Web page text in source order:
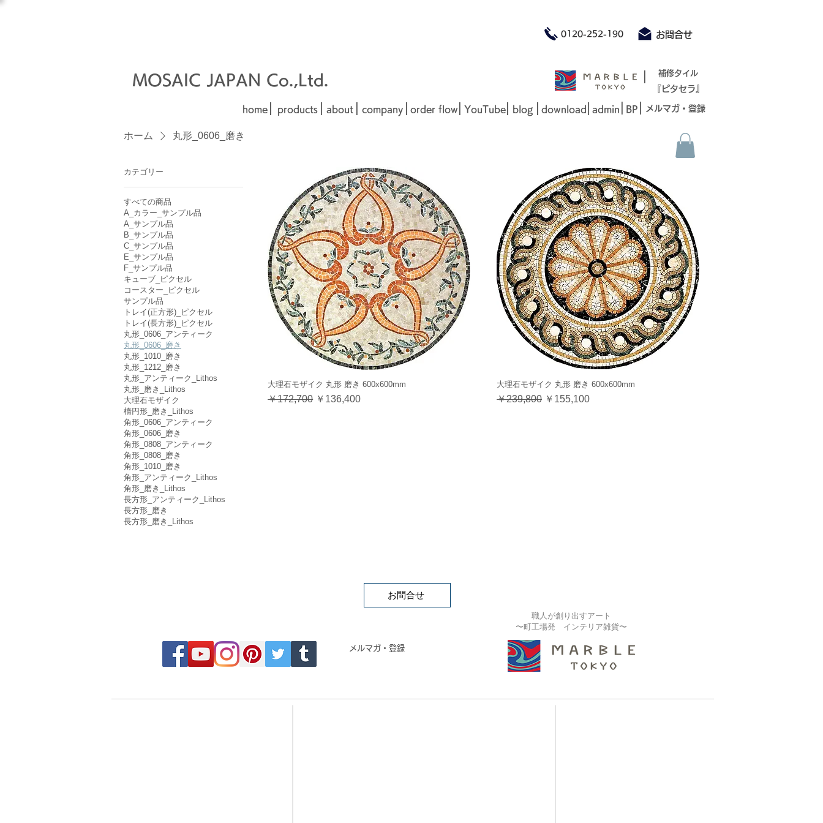
0120-252-190
お問合せ
MOSAIC JAPAN Co.,Ltd. | 補修タイル
『ピタセラ』
home | products | about company
| | order flow | YouTube| blog | download |
BP
| admin | メルマガ・登録
ホーム 丸形_0606_磨き
カテゴリー
すべての商品
A_カラー_サンプル品
A_サンプル品
B_サンプル品
C_サンプル品
E_サンプル品
F_サンプル品
キューブ_ピクセル
コースター_ピクセル
サンプル品
トレイ(正方形)_ピクセル
トレイ(長方形)_ピクセル
丸形_0606_アンティーク
丸形_0606_磨き
丸形_1010_磨き
丸形_1212_磨き
丸形_アンティーク_Lithos
丸形_磨き_Lithos
大理石モザイク
楕円形_磨き_Lithos
角形_0606_アンティーク
角形_0606_磨き
角形_0808_アンティーク
角形_0808_磨き
角形_1010_磨き
角形_アンティーク_Lithos
角形_磨き_Lithos
長方形_アンティーク_Lithos
長方形_磨き
長方形_磨き_Lithos
大理石モザイク 丸形 磨き 600x600mm
通常価格
￥172,700 セール価格
￥136,400
大理石モザイク 丸形 磨き 600x600mm
通常価格
￥239,800 セール価格
￥155,100
お問合せ
メルマガ・登録
職人が創り出すアート
〜町工場発 インテリア雑貨〜